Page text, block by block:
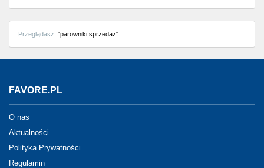
Przeglądasz: "parowniki sprzedaż"
FAVORE.PL
O nas
Aktualności
Polityka Prywatności
Regulamin